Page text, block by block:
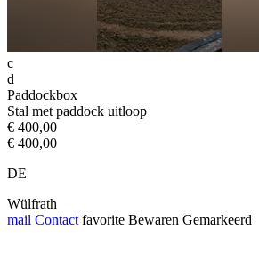
c
d
Paddockbox
Stal met paddock uitloop
€ 400,00
€ 400,00
DE
Wülfrath
mail Contact favorite Bewaren Gemarkeerd